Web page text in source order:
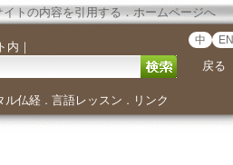
イトの内容を引用する．ホームページへ
内 ｜ 中 EN
戻る
ル仏経． 言語レッスン ． リンク